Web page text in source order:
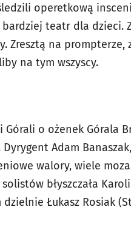
operetkową
teatr dla dzieci.
Zresztą na prompterze,
na tym wszyscy.
o ożenek Górala
Adam
walory, wiele
błyszczała
Łukasz Rosiak